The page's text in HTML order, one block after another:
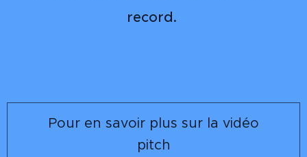
record.
Pour en savoir plus sur la vidéo
pitch